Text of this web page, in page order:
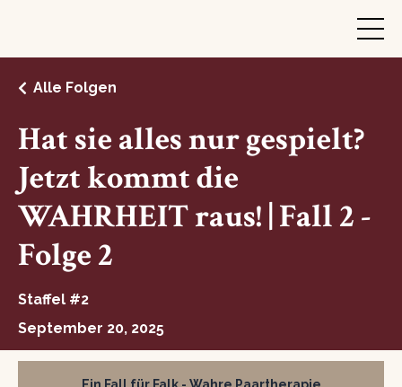
Hat sie alles nur gespielt?
Jetzt kommt die
WAHRHEIT raus! | Fall 2 -
Folge 2
Alle Folgen
Staffel #2
September 20, 2025